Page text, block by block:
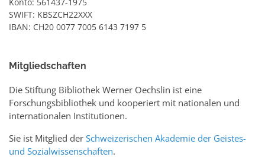
SWIFT: KBSZCH22XXX
IBAN: CH20 0077 7005 6143 7197 5
Mitgliedschaften
Die Stiftung Bibliothek Werner Oechslin ist eine
Forschungsbibliothek und kooperiert mit nationalen und
internationalen Institutionen.
Sie ist Mitglied der Schweizerischen Akademie der Geistes-
und Sozialwissenschaften.